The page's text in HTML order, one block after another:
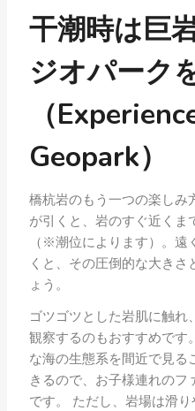
干潮時は巨
ジオパーク
（
Geopark）
橋杭岩のもう一つの楽しみ
が引くと、岩のすぐ近くま
（※潮位によります）。
くと、その圧倒的な大き
ょう。
ゴツゴツとした岩肌に触
観察するのもおすすめです
な海の生態系を間近で見
きるので、お子様連れのフ
です。 ただし、岩場は滑